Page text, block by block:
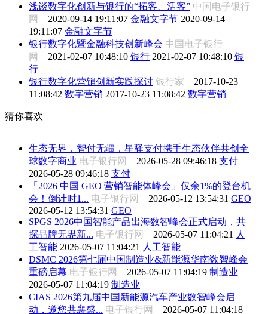
浅谈数字化创新与银行的“拓客、活客” 中国电子银行
网 2020-09-14 19:11:07 金融文字节 2020-09-14
19:11:07 金融文字节
银行数字化暨金融科技创新峰会 中国电子银行
网 2021-02-07 10:48:10 银行 2021-02-07 10:48:10 银
行
银行数字化营销创新实践探讨 银行家 2017-10-23
11:08:42 数字营销 2017-10-23 11:08:42 数字营销
猜你喜欢
生态无界，智付无疆，星驿支付携手生态伙伴共创全
球数字商业 电子银行网 2026-05-28 09:46:18 支付
2026-05-28 09:46:18 支付
「2026 中国 GEO 营销智能体峰会」仅余1%的登台机
会！倒计时1... 电子银行网 2026-05-12 13:54:31 GEO
2026-05-12 13:54:31 GEO
SPGS 2026中国智能产品出海数智峰会正式启动，共
探品牌无界新... 电子银行网 2026-05-07 11:04:21 人
工智能 2026-05-07 11:04:21 人工智能
DSMC 2026第七届中国制造业&新能源华南数智峰会
重磅启幕 电子银行网 2026-05-07 11:04:19 制造业
2026-05-07 11:04:19 制造业
CIAS 2026第九届中国新能源汽车产业数智峰会启
动，邀您共襄盛... 电子银行网 2026-05-07 11:04:18